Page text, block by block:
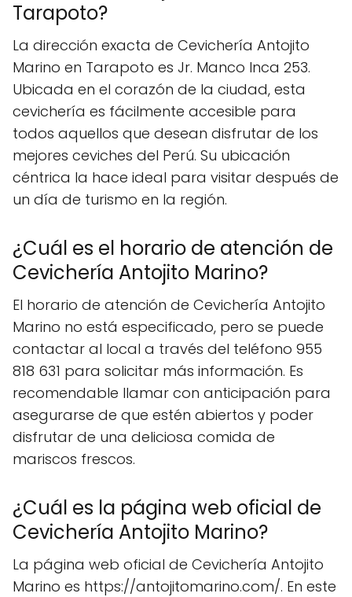
Tarapoto?
La dirección exacta de Cevichería Antojito
Marino en Tarapoto es Jr. Manco Inca 253.
Ubicada en el corazón de la ciudad, esta
cevichería es fácilmente accesible para
todos aquellos que desean disfrutar de los
mejores ceviches del Perú. Su ubicación
céntrica la hace ideal para visitar después de
un día de turismo en la región.
¿Cuál es el horario de atención de
Cevichería Antojito Marino?
El horario de atención de Cevichería Antojito
Marino no está especificado, pero se puede
contactar al local a través del teléfono 955
818 631 para solicitar más información. Es
recomendable llamar con anticipación para
asegurarse de que estén abiertos y poder
disfrutar de una deliciosa comida de
mariscos frescos.
¿Cuál es la página web oficial de
Cevichería Antojito Marino?
La página web oficial de Cevichería Antojito
Marino es https://antojitomarino.com/. En este